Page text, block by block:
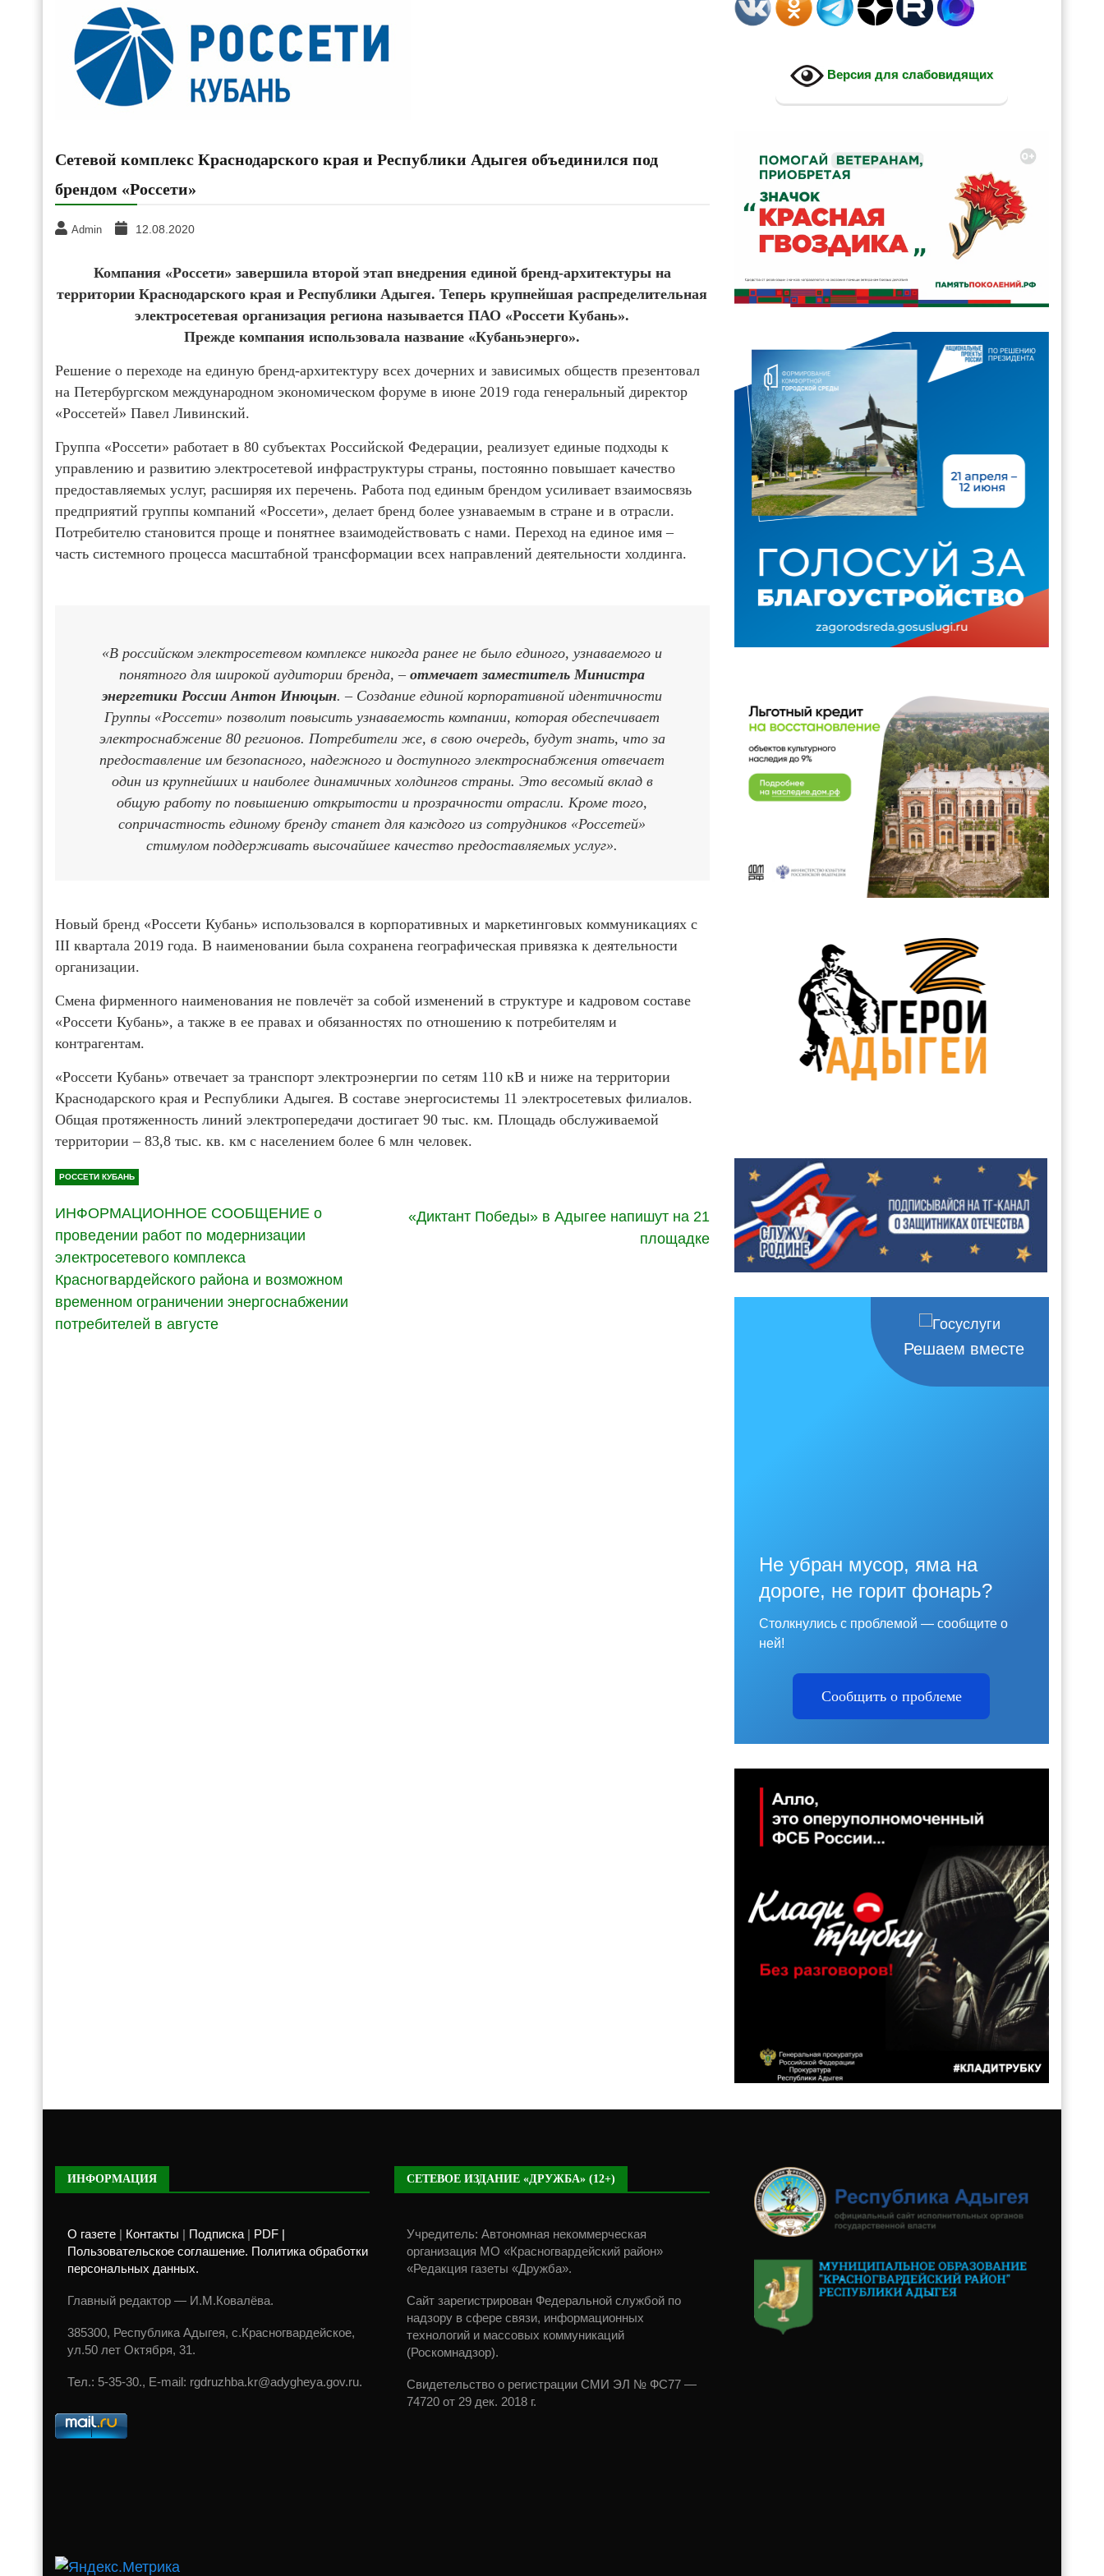
Сетевой комплекс Краснодарского края и Республики Адыгея объединился под
брендом «Россети»
Admin 12.08.2020
Компания «Россети» завершила второй этап внедрения единой бренд-архитектуры на
территории Краснодарского края и Республики Адыгея. Теперь крупнейшая распределительная
электросетевая организация региона называется ПАО «Россети Кубань».
Прежде компания использовала название «Кубаньэнерго».
Решение о переходе на единую бренд-архитектуру всех дочерних и зависимых обществ презентовал
на Петербургском международном экономическом форуме в июне 2019 года генеральный директор
«Россетей» Павел Ливинский.
Группа «Россети» работает в 80 субъектах Российской Федерации, реализует единые подходы к
управлению и развитию электросетевой инфраструктуры страны, постоянно повышает качество
предоставляемых услуг, расширяя их перечень. Работа под единым брендом усиливает взаимосвязь
предприятий группы компаний «Россети», делает бренд более узнаваемым в стране и в отрасли.
Потребителю становится проще и понятнее взаимодействовать с нами. Переход на единое имя –
часть системного процесса масштабной трансформации всех направлений деятельности холдинга.
«В российском электросетевом комплексе никогда ранее не было единого, узнаваемого и
понятного для широкой аудитории бренда, –отмечает заместитель Министра
энергетики России Антон Инюцын. – Создание единой корпоративной идентичности
Группы «Россети» позволит повысить узнаваемость компании, которая обеспечивает
электроснабжение 80 регионов. Потребители же, в свою очередь, будут знать, что за
предоставление им безопасного, надежного и доступного электроснабжения отвечает
один из крупнейших и наиболее динамичных холдингов страны. Это весомый вклад в
общую работу по повышению открытости и прозрачности отрасли. Кроме того,
сопричастность единому бренду станет для каждого из сотрудников «Россетей»
стимулом поддерживать высочайшее качество предоставляемых услуг».
Новый бренд «Россети Кубань» использовался в корпоративных и маркетинговых коммуникациях с
III квартала 2019 года. В наименовании была сохранена географическая привязка к деятельности
организации.
Смена фирменного наименования не повлечёт за собой изменений в структуре и кадровом составе
«Россети Кубань», а также в ее правах и обязанностях по отношению к потребителям и
контрагентам.
«Россети Кубань» отвечает за транспорт электроэнергии по сетям 110 кВ и ниже на территории
Краснодарского края и Республики Адыгея. В составе энергосистемы 11 электросетевых филиалов.
Общая протяженность линий электропередачи достигает 90 тыс. км. Площадь обслуживаемой
территории – 83,8 тыс. кв. км с населением более 6 млн человек.
РОССЕТИ КУБАНЬ
ИНФОРМАЦИОННОЕ СООБЩЕНИЕ о
проведении работ по модернизации
электросетевого комплекса
Красногвардейского района и возможном
временном ограничении энергоснабжении
потребителей в августе
«Диктант Победы» в Адыгее напишут на 21
площадке
Версия для слабовидящих
Решаем вместе
Не убран мусор, яма на
дороге, не горит фонарь?
Столкнулись с проблемой — сообщите о
ней!
Сообщить о проблеме
ИНФОРМАЦИЯ
О газете Контакты Подписка
PDF |
Пользовательское соглашение. Политика обработки
персональных данных.
Главный редактор — И.М.Ковалёва.
385300, Республика Адыгея, с.Красногвардейское,
ул.50 лет Октября, 31.
Тел.: 5-35-30., E-mail: rgdruzhba.kr@adygheya.gov.ru.
СЕТЕВОЕ ИЗДАНИЕ «ДРУЖБА» (12+)
Учредитель: Автономная некоммерческая
организация МО «Красногвардейский район»
«Редакция газеты «Дружба».
Сайт зарегистрирован Федеральной службой по
надзору в сфере связи, информационных
технологий и массовых коммуникаций
(Роскомнадзор).
Свидетельство о регистрации СМИ ЭЛ № ФС77 —
74720 от 29 дек. 2018 г.